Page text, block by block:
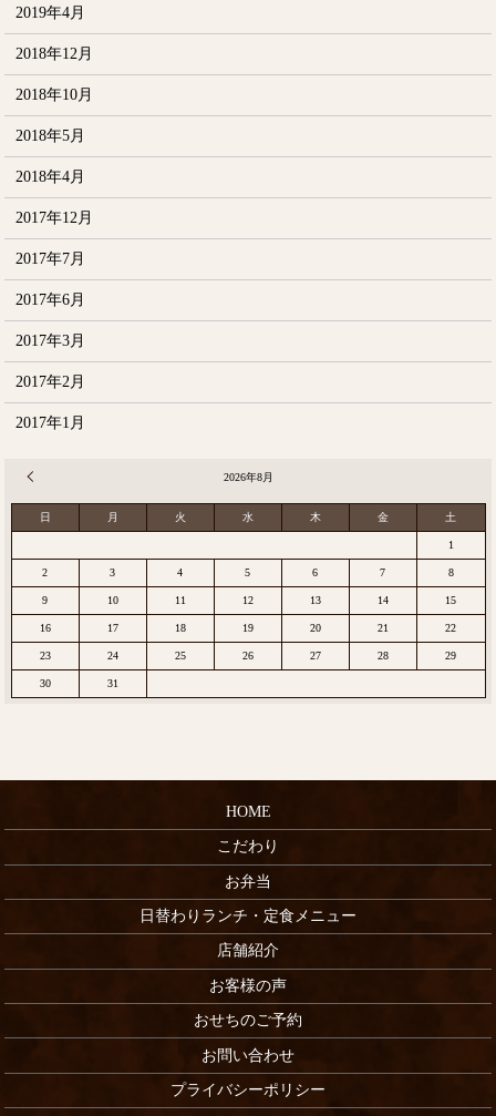
2019年4月
2018年12月
2018年10月
2018年5月
2018年4月
2017年12月
2017年7月
2017年6月
2017年3月
2017年2月
2017年1月
2026年8月
日 月 火 水 木 金 土
1
2 3 4 5 6 7 8
9 10 11 12 13 14 15
16 17 18 19 20 21 22
23 24 25 26 27 28 29
30 31
HOME
こだわり
お弁当
日替わりランチ・定食メニュー
店舗紹介
お客様の声
おせちのご予約
お問い合わせ
プライバシーポリシー